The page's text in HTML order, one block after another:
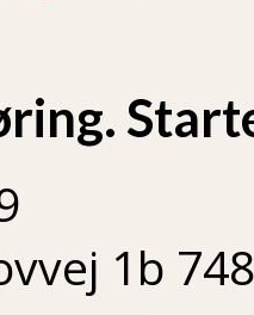
1b